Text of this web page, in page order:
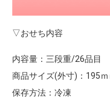
▽おせち内容
内容量：三段重/26品目
商品サイズ(外寸)：195
保存方法：冷凍